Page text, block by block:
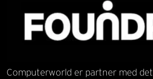
Computerworld er partner med det